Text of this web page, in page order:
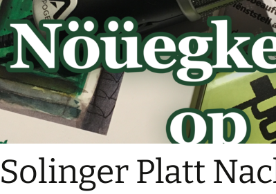
TV-
Solinger Platt